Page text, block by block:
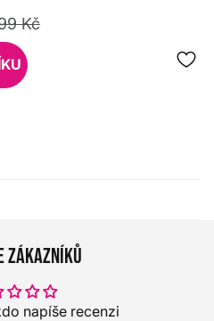
Kč
zákazníků
napíše recenzi